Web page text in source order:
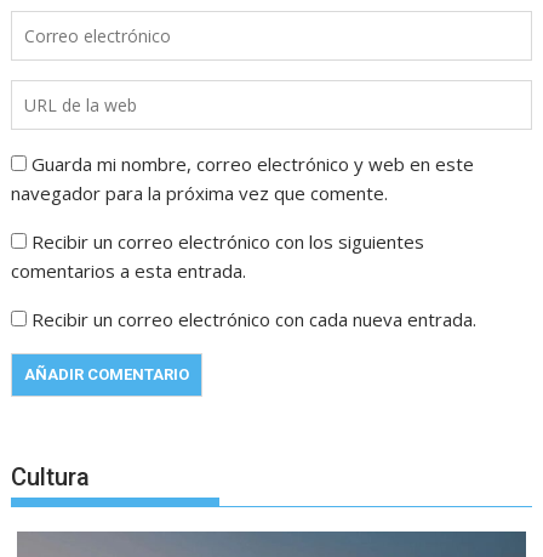
Guarda mi nombre, correo electrónico y web en este
navegador para la próxima vez que comente.
Recibir un correo electrónico con los siguientes
comentarios a esta entrada.
Recibir un correo electrónico con cada nueva entrada.
Cultura